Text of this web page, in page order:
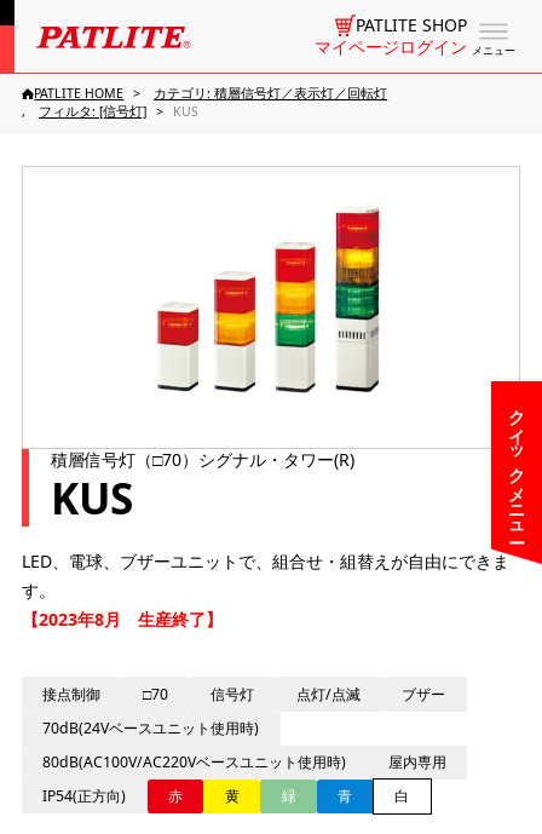
メニュー
PATLITE SHOP
マイページログイン
クイックメニュー
PATLITE HOME
カテゴリ: 積層信号灯／表示灯／回転灯
フィルタ: [信号灯]
KUS
積層信号灯（□70）シグナル・タワー(R)
KUS
LED、電球、ブザーユニットで、組合せ・組替えが自由にできま
す。
【2023年8月 生産終了】
接点制御 □70 信号灯 点灯/点滅
ブザー
70dB(24Vベースユニット使用時)
80dB(AC100V/AC220Vベースユニット使用時)
屋内専用
IP54(正方向)
赤 黄 緑 青 白